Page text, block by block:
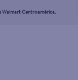
Walmart Centroamérica.